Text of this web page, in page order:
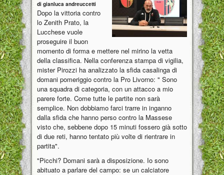
di gianluca andreuccetti
Dopo la vittoria contro
lo Zenith Prato, la
Lucchese vuole
proseguire il buon
momento di forma e mettere nel mirino la vetta
della classifica. Nella conferenza stampa di vigilia,
mister Pirozzi ha analizzato la sfida casalinga di
domani pomeriggio contro la Pro Livorno: " Sono
una squadra di categoria, con un attacco a mio
parere forte. Come tutte le partite non sarà
semplice. Non dobbiamo farci trarre in inganno
dalla sfida che hanno perso contro la Massese
visto che, sebbene dopo 15 minuti fossero già sotto
di due reti, hanno tentato più volte di rientrare in
partita".
"Picchi? Domani sarà a disposizione. Io sono
abituato a parlare del campo: se un calciatore